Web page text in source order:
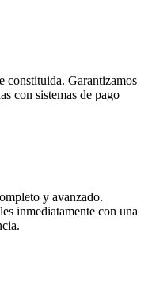
constituida. Garantizamos
con sistemas de pago
y avanzado.
inmediatamente con una